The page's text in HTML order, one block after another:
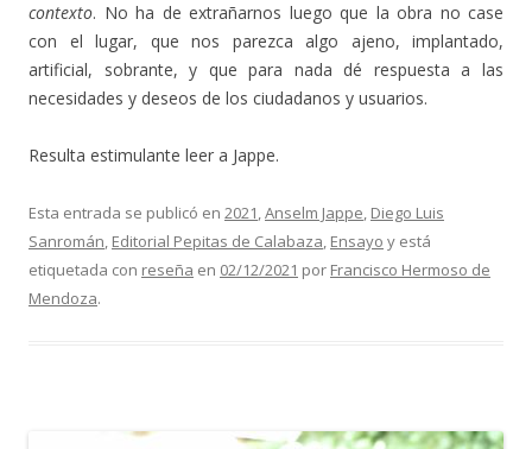
contexto. No ha de extrañarnos luego que la obra no case
con el lugar, que nos parezca algo ajeno, implantado,
artificial, sobrante, y que para nada dé respuesta a las
necesidades y deseos de los ciudadanos y usuarios.
Resulta estimulante leer a Jappe.
Esta entrada se publicó en 2021,Anselm Jappe, Diego Luis
Sanromán, Editorial Pepitas de Calabaza, Ensayo y está
etiquetada con reseña en 02/12/2021 por Francisco Hermoso de
Mendoza.